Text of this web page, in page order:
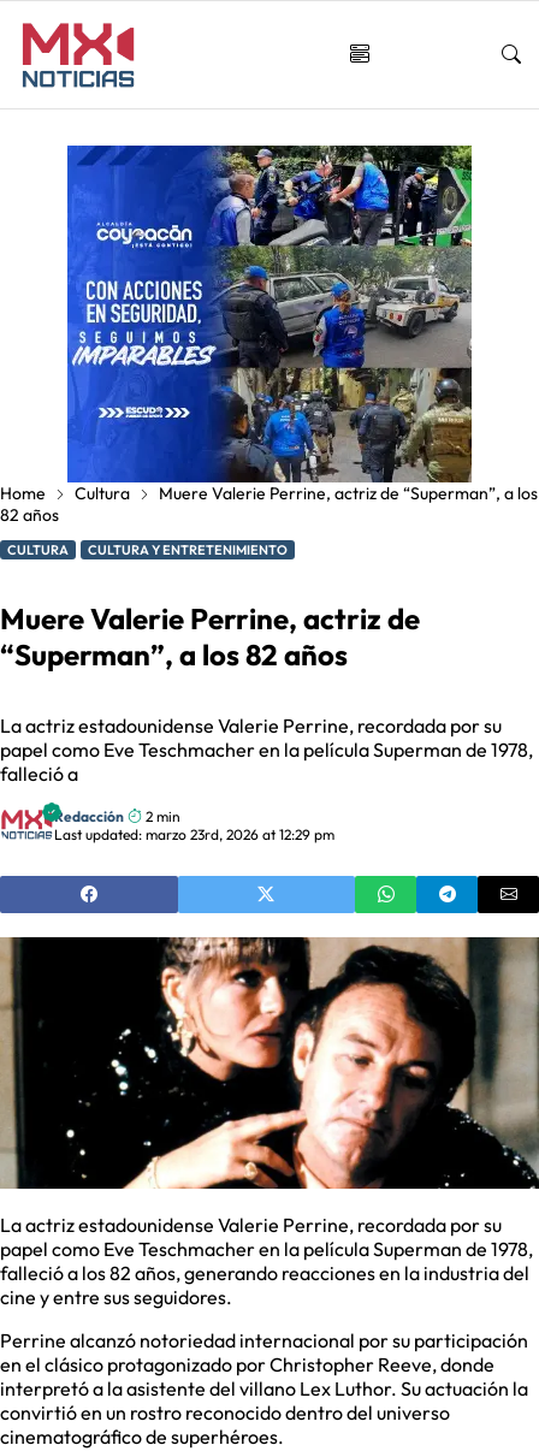
Home Cultura
Muere Valerie Perrine, actriz de “Superman”, a los
82 años
CULTURA CULTURA Y ENTRETENIMIENTO
Muere Valerie Perrine, actriz de
“Superman”, a los 82 años
La actriz estadounidense Valerie Perrine, recordada por su
papel como Eve Teschmacher en la película Superman de 1978,
falleció a
Redacción
2 min
Last updated: marzo 23rd, 2026 at 12:29 pm
La actriz estadounidense Valerie Perrine, recordada por su
papel como Eve Teschmacher en la película Superman de 1978,
falleció a los 82 años, generando reacciones en la industria del
cine y entre sus seguidores.
Perrine alcanzó notoriedad internacional por su participación
en el clásico protagonizado por Christopher Reeve, donde
interpretó a la asistente del villano Lex Luthor. Su actuación la
convirtió en un rostro reconocido dentro del universo
cinematográfico de superhéroes.